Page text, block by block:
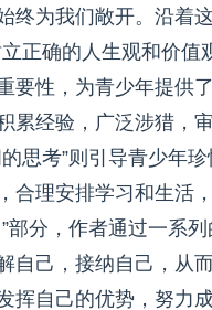
终为我们敞开。沿着
正确的人生观和价值
要性，为青少年提供
累经验，广泛涉猎，
思考”则引导青少年
合理安排学习和生活
部分，作者通过一系
自己，接纳自己，从
挥自己的优势，努力